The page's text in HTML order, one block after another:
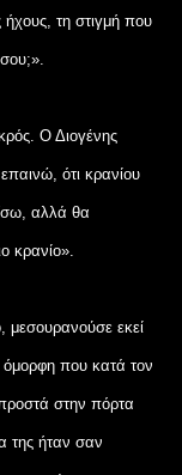
ήχους, τη στιγμή που
Ο Διογένης
ότι κρανίου
αλλά θα
κρανίο».
μεσουρανούσε εκεί
όμορφη που κατά τον
στην πόρτα
της ήταν σαν